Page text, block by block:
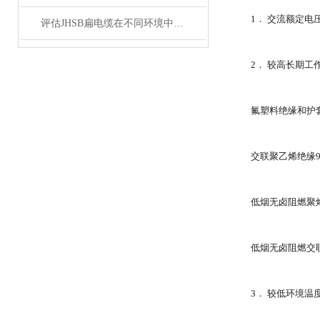
评估JHSB扁电缆在不同环境中电气性能稳定性 1． 交流额定电
2． 较高长期工
氟塑料绝缘和
交联聚乙烯绝缘
低烟无卤阻燃聚
低烟无卤阻燃
3． 较低环境温